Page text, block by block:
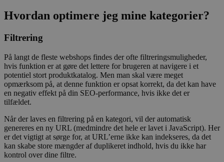
Hvordan optimere jeg mine kategorier?
Filtrering
På langt de fleste webshops findes der ofte filtreringsmuligheder,
hvis funktion er at gøre det lettere for brugeren at navigere i et
potentiel stort produktkatalog. Men man skal være meget
opmærksom på, at denne funktion er opsat korrekt, da det kan have
en negativ effekt på din SEO-performance, hvis ikke det er
tilfældet.
Når der laves en filtrering på en kategori, vil der automatisk
genereres en ny URL (medmindre det hele er lavet i JavaScript). Her
er det vigtigt at sørge for, at URL’erne ikke kan indekseres, da det
kan skabe store mængder af duplikeret indhold, hvis du ikke har
kontrol over dine filtre.